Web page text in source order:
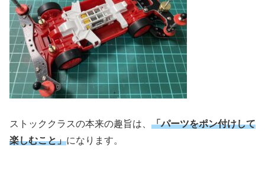
ストッククラスの本来の趣旨は、 「パーツをポン付けして
楽しむこと」になります。